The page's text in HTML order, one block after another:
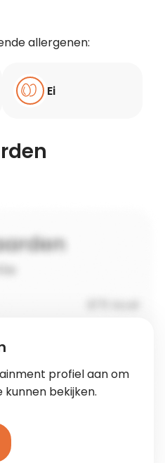
allergenen:
Ei
profiel aan om
bekijken.